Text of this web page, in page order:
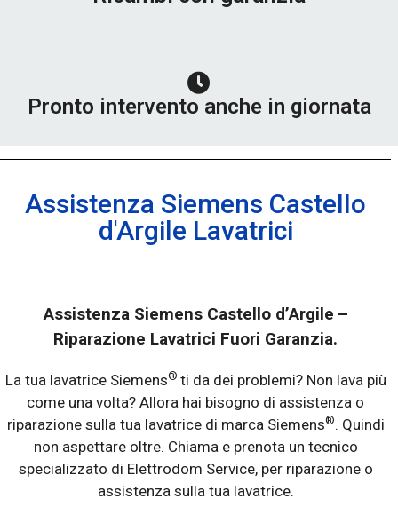
Pronto intervento anche in giornata
Assistenza Siemens Castello
d'Argile Lavatrici
Assistenza Siemens Castello d’Argile –
Riparazione Lavatrici Fuori Garanzia.
La tua lavatrice Siemens® ti da dei problemi? Non lava più
come una volta? Allora hai bisogno di assistenza o
riparazione sulla tua lavatrice di marca Siemens®. Quindi
non aspettare oltre. Chiama e prenota un tecnico
specializzato di Elettrodom Service, per riparazione o
assistenza sulla tua lavatrice.